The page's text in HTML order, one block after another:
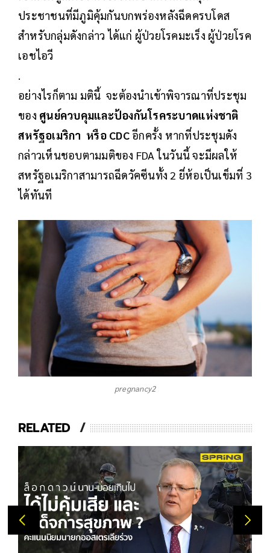
ประชาชนที่มีภูมิคุ้มกันบกพร่องหลังฉีดครบโดส
สำหรับกลุ่มดังกล่าว ได้แก่ ผู้ป่วยโรคมะเร็ง ผู้ป่วยโรค
เอชไอวี
.
อย่างไรก็ตาม มตินี้ จะต้องนำเข้าพิจารณาที่ประชุม
ของ ศูนย์ควบคุมและป้องกันโรคระบาดแห่งชาติ
สหรัฐอเมริกา หรือ CDCอีกครั้ง หากที่ประชุมดัง
กล่าวเห็นชอบตามมติของ FDA ในวันนี้ จะมีผลให้
สหรัฐอเมริกาสามารถฉีดวัคซีนทั้ง 2 ยี่ห้อเป็นเข็มที่ 3
ได้ทันที
pregnancy2
RELATED